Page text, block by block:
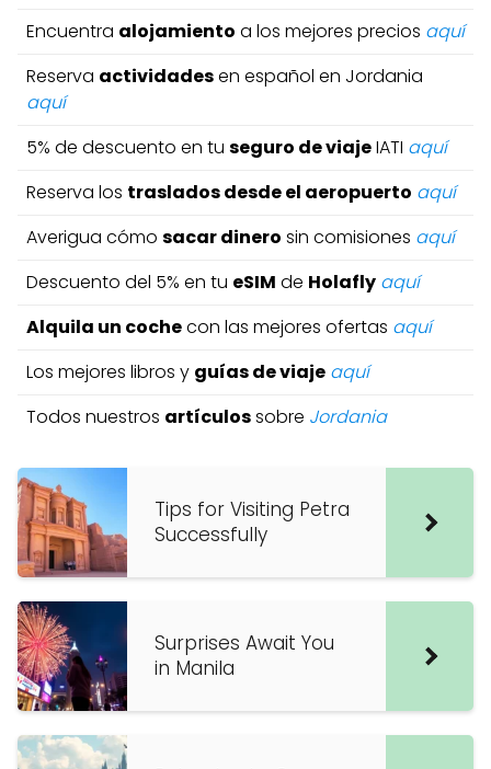
Encuentra alojamiento a los mejores precios aquí
Reserva actividadesen español en Jordania
aquí
5% de descuento en tu seguro de viajeIATI aquí
Reserva los traslados desde el aeropuerto aquí
Averigua cómo sacar dinero sin comisiones aquí
Descuento del 5% en tu eSIM de Holafly aquí
Alquila un cochecon las mejores ofertas aquí
Los mejores libros y guías de viaje aquí
Todos nuestros artículossobre Jordania
Tips for Visiting Petra
Successfully
Surprises Await You
in Manila